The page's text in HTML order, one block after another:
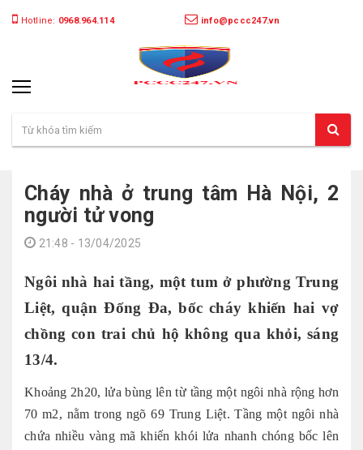
Hotline: 0968.964.114 info@pccc247.vn
Cháy nhà ở trung tâm Hà Nội, 2
người tử vong
21:48 - 13/04/2025
Ngôi nhà hai tầng, một tum ở phường Trung
Liệt, quận Đống Đa, bốc cháy khiến hai vợ
chồng con trai chủ hộ không qua khỏi, sáng
13/4.
Khoảng 2h20, lửa bùng lên từ tầng một ngôi nhà rộng hơn
70 m2, nằm trong ngõ 69 Trung Liệt. Tầng một ngôi nhà
chứa nhiều vàng mã khiến khói lửa nhanh chóng bốc lên